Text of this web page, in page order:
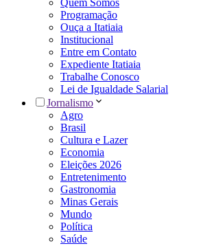
Quem Somos
Programação
Ouça a Itatiaia
Institucional
Entre em Contato
Expediente Itatiaia
Trabalhe Conosco
Lei de Igualdade Salarial
Jornalismo
Agro
Brasil
Cultura e Lazer
Economia
Eleições 2026
Entretenimento
Gastronomia
Minas Gerais
Mundo
Política
Saúde